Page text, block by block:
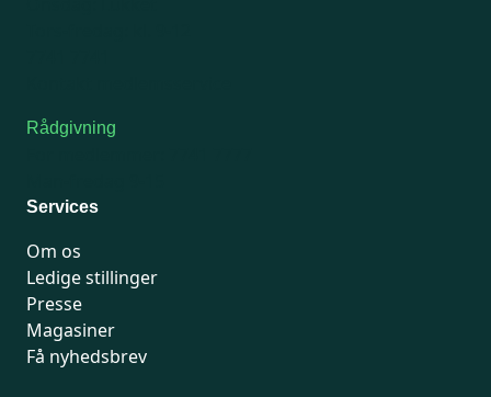
Rådgivning
Services
Om os
Ledige stillinger
Presse
Magasiner
Få nyhedsbrev